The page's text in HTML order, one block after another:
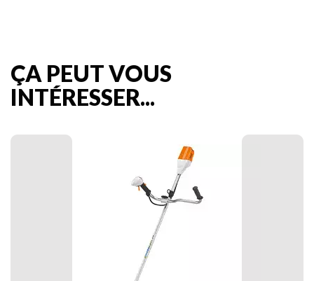
ÇA PEUT VOUS
INTÉRESSER...